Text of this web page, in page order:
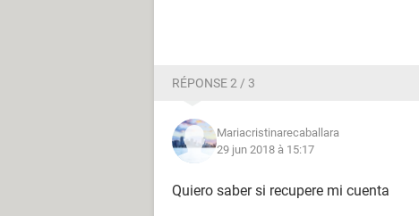
RÉPONSE 2 / 3
Mariacristinarecaballara
29 jun 2018 à 15:17
Quiero saber si recupere mi cuenta